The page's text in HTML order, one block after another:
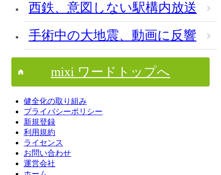
西鉄、意図しない駅構内放送
手術中の大地震、動画に反響
mixi ワードトップへ
健全化の取り組み
プライバシーポリシー
新規登録
利用規約
ライセンス
お問い合わせ
運営会社